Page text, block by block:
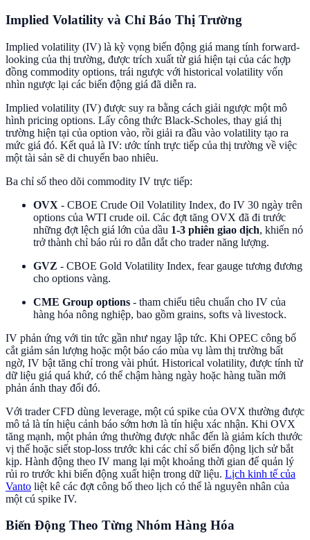
Implied Volatility và Chỉ Báo Thị Trường
Implied volatility (IV) là kỳ vọng biến động giá mang tính forward-
looking của thị trường, được trích xuất từ giá hiện tại của các hợp
đồng commodity options, trái ngược với historical volatility vốn
nhìn ngược lại các biến động giá đã diễn ra.
Implied volatility (IV) được suy ra bằng cách giải ngược một mô
hình pricing options. Lấy công thức Black-Scholes, thay giá thị
trường hiện tại của option vào, rồi giải ra đầu vào volatility tạo ra
mức giá đó. Kết quả là IV: ước tính trực tiếp của thị trường về việc
một tài sản sẽ di chuyển bao nhiêu.
Ba chỉ số theo dõi commodity IV trực tiếp:
OVX - CBOE Crude Oil Volatility Index, đo IV 30 ngày trên
options của WTI crude oil. Các đợt tăng OVX đã đi trước
những đợt lệch giá lớn của dầu 1-3 phiên giao dịch, khiến nó
trở thành chỉ báo rủi ro dẫn dắt cho trader năng lượng.
GVZ - CBOE Gold Volatility Index, fear gauge tương đương
cho options vàng.
CME Group options - tham chiếu tiêu chuẩn cho IV của
hàng hóa nông nghiệp, bao gồm grains, softs và livestock.
IV phản ứng với tin tức gần như ngay lập tức. Khi OPEC công bố
cắt giảm sản lượng hoặc một báo cáo mùa vụ làm thị trường bất
ngờ, IV bật tăng chỉ trong vài phút. Historical volatility, được tính từ
dữ liệu giá quá khứ, có thể chậm hàng ngày hoặc hàng tuần mới
phản ánh thay đổi đó.
Với trader CFD dùng leverage, một cú spike của OVX thường được
mô tả là tín hiệu cảnh báo sớm hơn là tín hiệu xác nhận. Khi OVX
tăng mạnh, một phản ứng thường được nhắc đến là giảm kích thước
vị thế hoặc siết stop-loss trước khi các chỉ số biến động lịch sử bắt
kịp. Hành động theo IV mang lại một khoảng thời gian để quản lý
rủi ro trước khi biến động xuất hiện trong dữ liệu. Lịch kinh tế của
Vanto liệt kê các đợt công bố theo lịch có thể là nguyên nhân của
một cú spike IV.
Biến Động Theo Từng Nhóm Hàng Hóa